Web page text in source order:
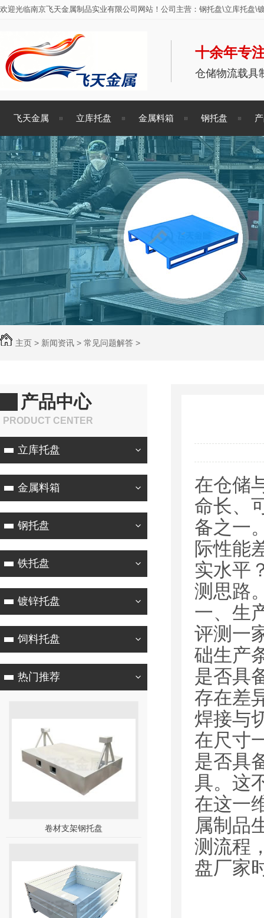
欢迎光临南京飞天金属制品实业有限公司网站！公司主营：钢托盘\立库托盘\
十余年专
仓储物流载具
飞天金属 立库托盘 金属料箱 钢托盘
主页 > 新闻资讯 > 常见问题解答 >
产品中心
PRODUCT CENTER
立库托盘
金属料箱
钢托盘
铁托盘
镀锌托盘
饲料托盘
热门推荐
卷材支架钢托盘
在仓储
命长、
备之一
际性能
实水平
测思路
一、生
评测一
础生产
是否具
存在差
焊接与
在尺寸
是否具
具。这
在这一
属制品
测流程
盘厂家